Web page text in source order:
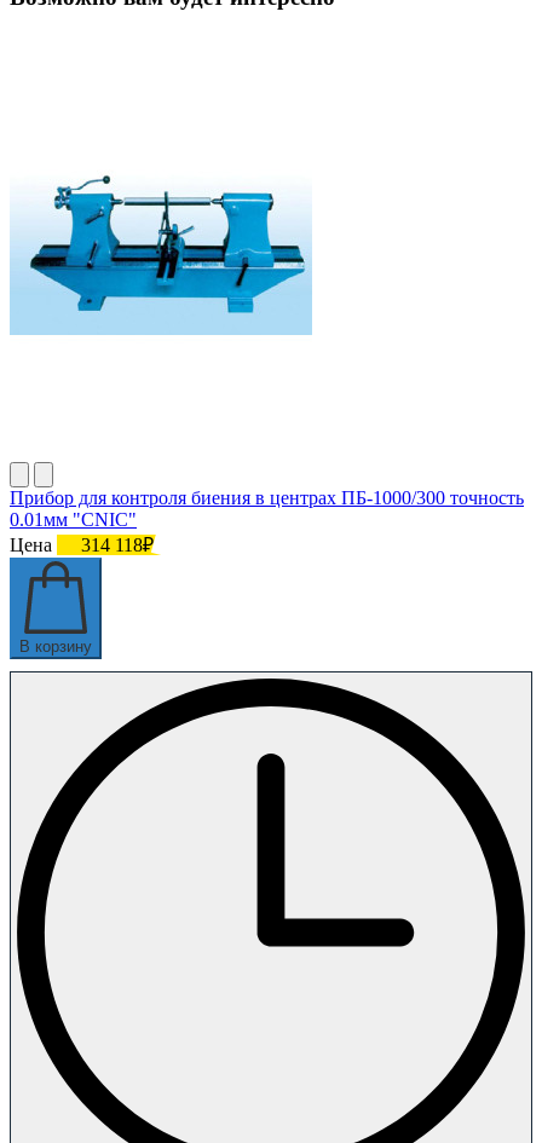
Прибор для контроля биения в центрах ПБ-1000/300 точность
0.01мм "CNIC"
Цена
314 118₽
В корзину